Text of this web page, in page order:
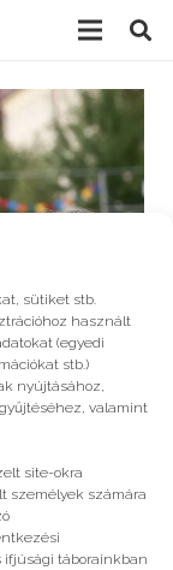
sütiket stb.
használt
(egyedi
stb.)
nyújtásához,
valamint
site-okra
személyek számára
ifjúsági táborainkban